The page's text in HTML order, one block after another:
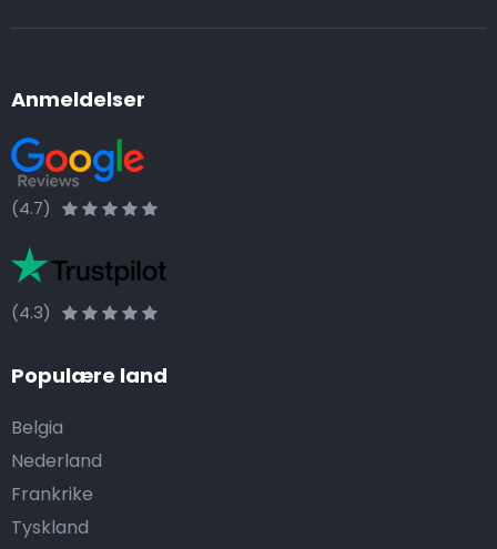
Anmeldelser
(4.7)
(4.3)
Populære land
Belgia
Nederland
Frankrike
Tyskland